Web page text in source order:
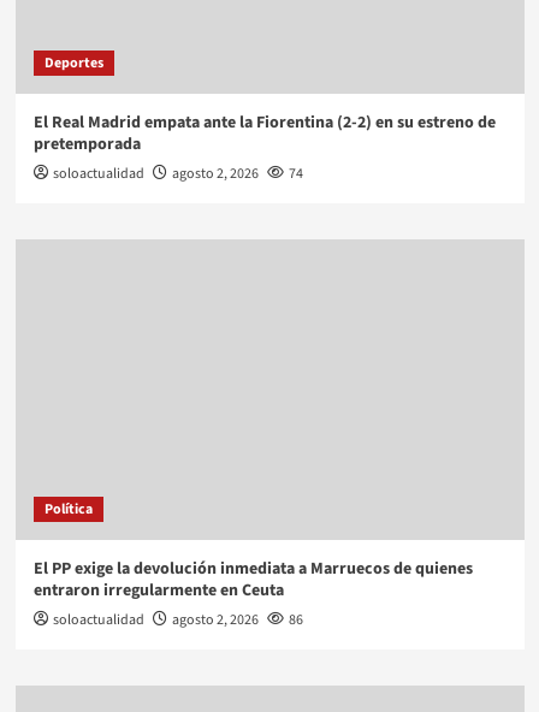
Deportes
El Real Madrid empata ante la Fiorentina (2-2) en su estreno de
pretemporada
soloactualidad agosto 2, 2026 74
Política
El PP exige la devolución inmediata a Marruecos de quienes
entraron irregularmente en Ceuta
soloactualidad agosto 2, 2026 86